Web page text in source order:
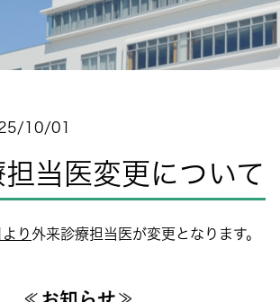
10/01
当医変更について
り 外来診療担当医が変更となります。